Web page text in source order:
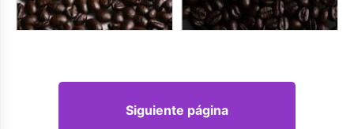
Siguiente página